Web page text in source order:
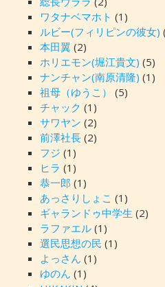
ワタナベマホト (1)
ルビー(フィリピンの彼女)
本田翼 (2)
ホリエモン(堀江貴文) (5)
ナンチャン(南原清隆) (1)
祖母（ゆうこ）
(5)
チャック (1)
サワヤン (2)
前澤社長(2)
フジ (1)
ヒラ (1)
恭一郎 (1)
あっさりしょこ (1)
ギャランドゥ中学生 (2)
ラファエル(1)
選民思想の民 (1)
よっさん (1)
ゆのん (1)